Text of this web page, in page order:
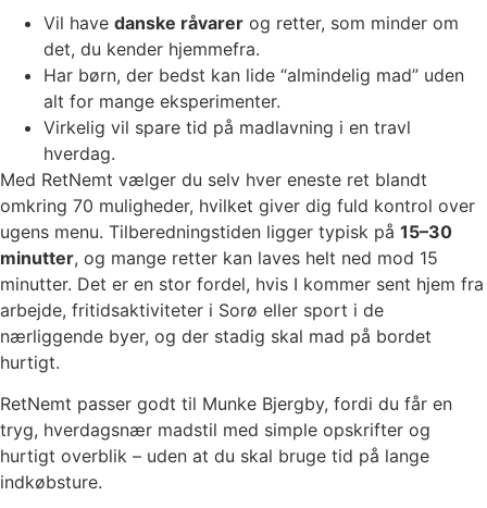
Vil have danske råvarer og retter, som minder om
det, du kender hjemmefra.
Har børn, der bedst kan lide “almindelig mad” uden
alt for mange eksperimenter.
Virkelig vil spare tid på madlavning i en travl
hverdag.
Med RetNemt vælger du selv hver eneste ret blandt
omkring 70 muligheder, hvilket giver dig fuld kontrol over
ugens menu. Tilberedningstiden ligger typisk på 15–30
minutter, og mange retter kan laves helt ned mod 15
minutter. Det er en stor fordel, hvis I kommer sent hjem fra
arbejde, fritidsaktiviteter i Sorø eller sport i de
nærliggende byer, og der stadig skal mad på bordet
hurtigt.
RetNemt passer godt til Munke Bjergby, fordi du får en
tryg, hverdagsnær madstil med simple opskrifter og
hurtigt overblik – uden at du skal bruge tid på lange
indkøbsture.